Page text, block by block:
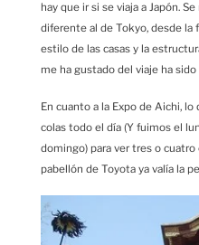
hay que ir si se viaja a Japón.
diferente al de Tokyo, desde la
estilo de las casas y la
me ha gustado del viaje ha
En cuanto a la Expo de Aichi,
colas todo el día (Y fuimos el
domingo) para ver tres o
pabellón de Toyota ya valía la